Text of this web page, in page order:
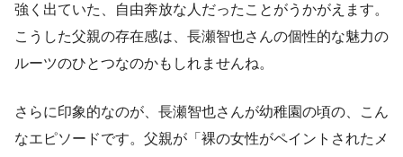
強く出ていた、自由奔放な人だったことがうかがえます。
こうした父親の存在感は、長瀬智也さんの個性的な魅力の
ルーツのひとつなのかもしれませんね。
さらに印象的なのが、長瀬智也さんが幼稚園の頃の、こん
なエピソードです。父親が「裸の女性がペイントされたメ